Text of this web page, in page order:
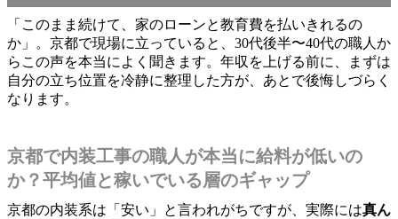
「このまま続けて、家のローンと教育費を払いきれるの
か」。京都で現場に立っていると、30代後半〜40代の職人か
らこの声を本当によく聞きます。年収を上げる前に、まずは
自分の立ち位置を冷静に整理した方が、あとで後悔しづらく
なります。
京都で内装工事の職人が本当に給料が低いの
か？平均値と稼いでいる層のギャップ
京都の内装系は「安い」と言われがちですが、実際には真ん